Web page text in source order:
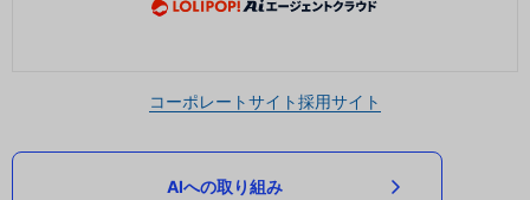
コーポレートサイト採用サイト
AIへの取り組み